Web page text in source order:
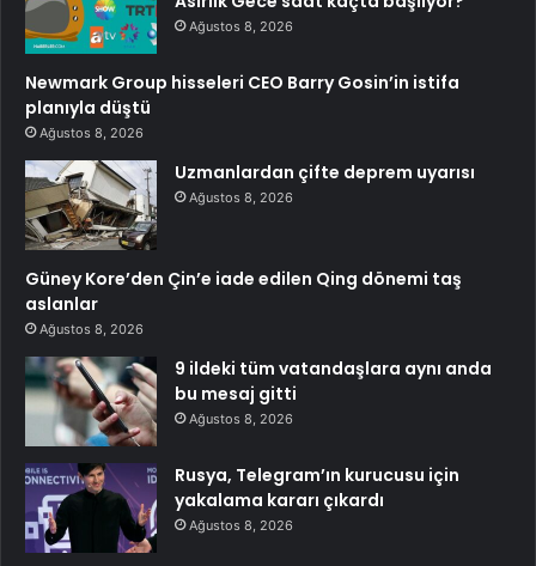
Ağustos 8, 2026
Newmark Group hisseleri CEO Barry Gosin’in istifa
planıyla düştü
Ağustos 8, 2026
Uzmanlardan çifte deprem uyarısı
Ağustos 8, 2026
Güney Kore’den Çin’e iade edilen Qing dönemi taş
aslanlar
Ağustos 8, 2026
9 ildeki tüm vatandaşlara aynı anda
bu mesaj gitti
Ağustos 8, 2026
Rusya, Telegram’ın kurucusu için
yakalama kararı çıkardı
Ağustos 8, 2026